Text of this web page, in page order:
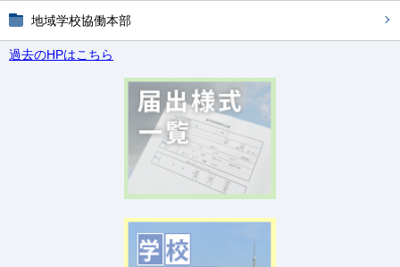
地域学校協働本部
過去のHPはこちら